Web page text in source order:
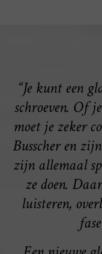
“Je kunt een
schroeven. Of
moet je zeker
Busscher en
zijn allemaal
ze doen.
luisteren,